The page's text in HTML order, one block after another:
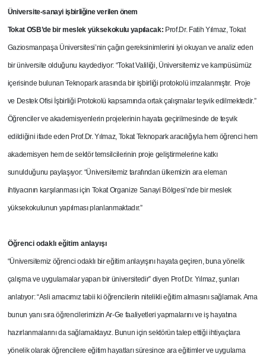
Üniversite-sanayi işbirliğine verilen önem
Tokat OSB’de bir meslek yüksekokulu yapılacak: Prof.Dr. Fatih Yılmaz, Tokat
Gaziosmanpaşa Üniversitesi’nin çağın gereksinimlerini iyi okuyan ve analiz eden
bir üniversite olduğunu kaydediyor: “Tokat Valiliği, Üniversitemiz ve kampüsümüz
içerisinde bulunan Teknopark arasında bir işbirliği protokolü imzalanmıştır. Proje
ve Destek Ofisi İşbirliği Protokolü kapsamında ortak çalışmalar teşvik edilmektedir.”
Öğrenciler ve akademisyenlerin projelerinin hayata geçirilmesinde de teşvik
edildiğini ifade eden Prof.Dr. Yılmaz, Tokat Teknopark aracılığıyla hem öğrenci hem
akademisyen hem de sektör temsilcilerinin proje geliştirmelerine katkı
sunulduğunu paylaşıyor: “Üniversitemiz tarafından ülkemizin ara eleman
ihtiyacının karşılanması için Tokat Organize Sanayi Bölgesi’nde bir meslek
yüksekokulunun yapılması planlanmaktadır.”
Öğrenci odaklı eğitim anlayışı
“Üniversitemiz öğrenci odaklı bir eğitim anlayışını hayata geçiren, buna yönelik
çalışma ve uygulamalar yapan bir üniversitedir” diyen Prof.Dr. Yılmaz, şunları
anlatıyor: “Asli amacımız tabii ki öğrencilerin nitelikli eğitim almasını sağlamak. Ama
bunun yanı sıra öğrencilerimizin Ar-Ge faaliyetleri yapmalarını ve iş hayatına
hazırlanmalarını da sağlamaktayız. Bunun için sektörün talep ettiği ihtiyaçlara
yönelik olarak öğrencilere eğitim hayatları süresince ara eğitimler ve uygulama